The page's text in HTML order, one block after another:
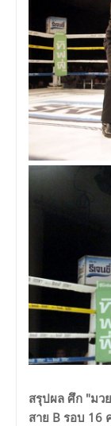
สรุปผล ศึก "มว
สาย B รอบ 16